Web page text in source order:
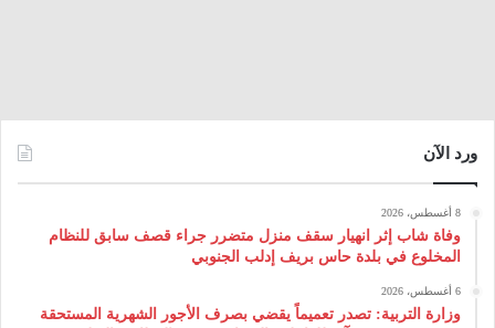
ورد الآن
8 أغسطس، 2026
وفاة شاب إثر انهيار سقف منزل متضرر جراء قصف سابق للنظام
المخلوع في بلدة حاس بريف إدلب الجنوبي
6 أغسطس، 2026
وزارة التربية: تصدر تعميماً يقضي بصرف الأجور الشهرية المستحقة